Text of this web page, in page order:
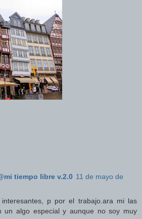
tiempo libre v.2.0 11 de mayo de
p por el trabajo.ara mi las
un algo especial y aunque no soy muy